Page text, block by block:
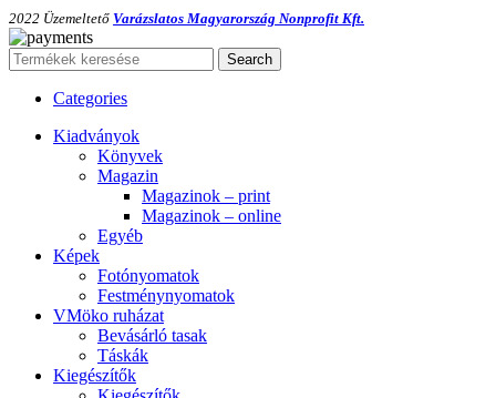
2022 Üzemeltető Varázslatos Magyarország Nonprofit Kft.
Search
Categories
Kiadványok
Könyvek
Magazin
Magazinok – print
Magazinok – online
Egyéb
Képek
Fotónyomatok
Festménynyomatok
VMöko ruházat
Bevásárló tasak
Táskák
Kiegészítők